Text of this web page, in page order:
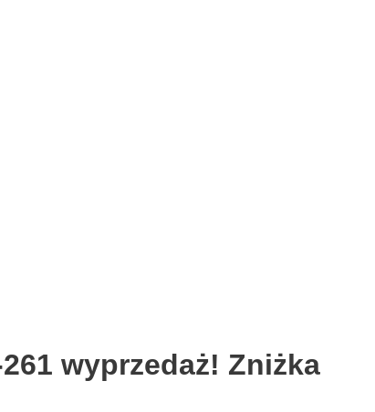
wyprzedaż! Zniżka